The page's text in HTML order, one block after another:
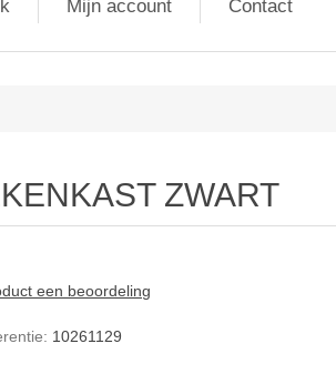
Mijn account Contact
ZWART
een beoordeling
10261129